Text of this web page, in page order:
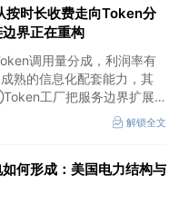
按时长收费走向Token分
界正在重构
调用量分成，利润率有
熟的信息化配套能力，其
工厂把服务边界扩展
备网络安全配套和底层模型
；③高端训练卡仍受供给
解锁全文
何形成：美国电力结构与